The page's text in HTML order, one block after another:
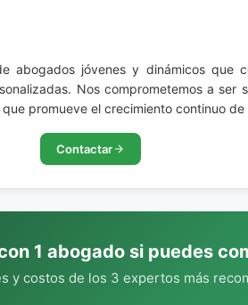
abogados jóvenes y dinámicos que
Nos comprometemos a
promueve el crecimiento continuo
Contactar
1 abogado si puedes
y costos de los 3 expertos más